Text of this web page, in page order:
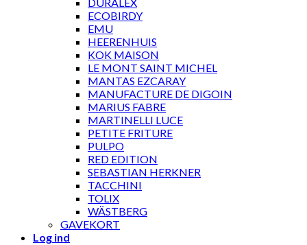
ECOBIRDY
EMU
HEERENHUIS
KOK MAISON
LE MONT SAINT MICHEL
MANTAS EZCARAY
MANUFACTURE DE DIGOIN
MARIUS FABRE
MARTINELLI LUCE
PETITE FRITURE
PULPO
RED EDITION
SEBASTIAN HERKNER
TACCHINI
TOLIX
WÄSTBERG
GAVEKORT
Log ind